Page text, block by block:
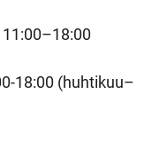
18:00 (huhtikuu–